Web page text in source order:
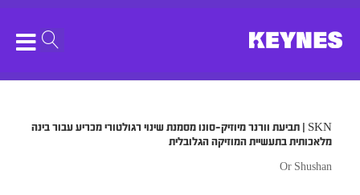
Month:November 2025
SKN | תביעת וורנר מיוזיק–סונו מסמנת שינוי רגולטורי מכריע עבור בינה
מלאכותית בתעשיית המוזיקה הגלובלית
Or Shushan